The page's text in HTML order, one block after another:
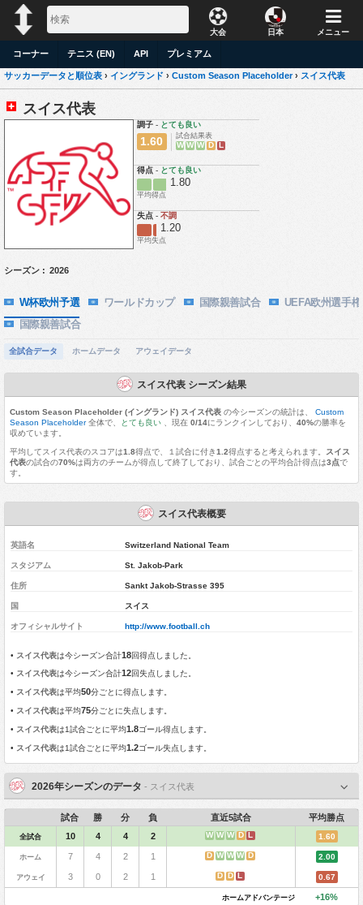
大会 日本 メニュー
コーナー テニス (EN) API プレミアム
サッカーデータと順位表 › イングランド › Custom Season Placeholder› スイス代表
スイス代表
調子 - とても良い
1.60 試合結果表
W W W D L
得点 - とても良い
1.80
平均得点
失点 - 不調
1.20
平均失点
シーズン : 2026
W杯欧州予選 ワールドカップ 国際親善試合
UEFA欧州選手権
国際親善試合
全試合データ ホームデータ アウェイデータ
スイス代表 シーズン結果
Custom Season Placeholder (イングランド) スイス代表 の今シーズンの統計は、
Custom
Season Placeholder全体で、 とても良い、現在 0/14にランクインしており、 40%の勝率を
収めています。
平均してスイス代表のスコアは1.8得点で、１試合に付き1.2得点すると考えられます。 スイス
代表の試合の70%は両方のチームが得点して終了しており、試合ごとの平均合計得点は3点で
す。
スイス代表概要
英語名 Switzerland National Team
スタジアム St. Jakob-Park
住所 Sankt Jakob-Strasse 395
国 スイス
オフィシャルサイト http://www.football.ch
• スイス代表は今シーズン合計18回得点しました。
• スイス代表は今シーズン合計12回失点しました。
• スイス代表は平均50分ごとに得点します。
• スイス代表は平均75分ごとに失点します。
• スイス代表は1試合ごとに平均1.8ゴール得点します。
• スイス代表は1試合ごとに平均1.2ゴール失点します。
2026年シーズンのデータ - スイス代表
試合 勝 分 負 直近5試合 平均勝点
全試合 10 4 4 2 W W W D L 1.60
ホーム 7 4 2 1 D W W W D 2.00
アウェイ 3 0 2 1 D D L 0.67
ホームアドバンテージ +16%